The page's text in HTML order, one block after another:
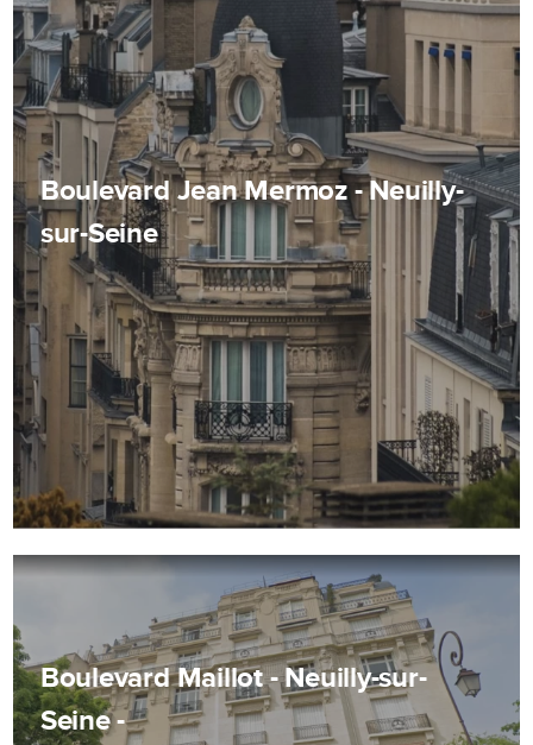
Boulevard Jean Mermoz - Neuilly-
sur-Seine
Boulevard Maillot - Neuilly-sur-
Seine -